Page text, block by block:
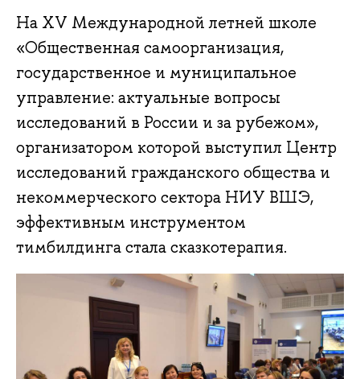
На XV Международной летней школе
«Общественная самоорганизация,
государственное и муниципальное
управление: актуальные вопросы
исследований в России и за рубежом»,
организатором которой выступил Центр
исследований гражданского общества и
некоммерческого сектора НИУ ВШЭ,
эффективным инструментом
тимбилдинга стала сказкотерапия.